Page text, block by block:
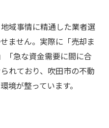
域事情に精通した業者選
ません。実際に「売却ま
「急な資金需要に間に合
れており、吹田市の不動
境が整っています。